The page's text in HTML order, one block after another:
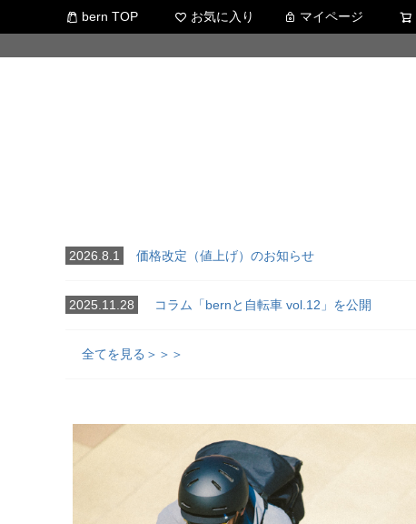
bern TOP お気に入り マイページ
2026.8.1 価格改定（値上げ）のお知らせ
2025.11.28 コラム「bernと自転車 vol.12」を公開
全てを見る＞＞＞